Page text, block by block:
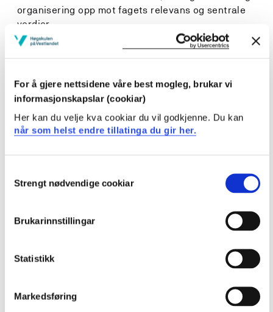
For å gjere nettsidene våre best mogleg, brukar vi
informasjonskapslar (cookiar)
Her kan du velje kva cookiar du vil godkjenne. Du kan
når som helst endre tillatinga du gir her.
Selection
Strengt nødvendige cookiar
Brukarinnstillingar
Statistikk
Markedsføring
organisering opp mot fagets relevans og sentrale
verdier
kan observere og analysere
tegnspråklig undervisningspraksis på ulike
kan planlegge, gjennomføre og vurdere undervisning i
og på norsk tegnspråk med bruk av relevante digitale
verktøy og arbeidsmåter
Generell kompetanse
har innsikt om progresjon i faget, kjennetegn på
utfordringer ved vurdering av elever med tegnspråk
begrensninger av digital synkron og asynkron
har kompetanse om sammenheng mellom læreplaner,
tilgang til språkmiljø, sosial læring, klasseledelse og